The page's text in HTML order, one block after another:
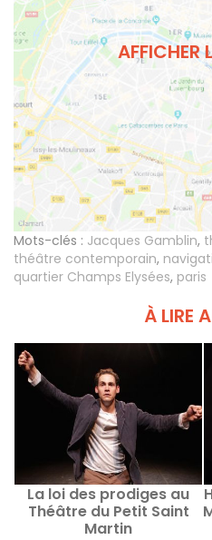
AFFICHER
Mots-clés : Jacques Gamblin,
théâtre contemporain,
quartier Champs Elysées, paris
À LIRE
La loi des prodiges au
Théâtre du Petit Saint
Martin